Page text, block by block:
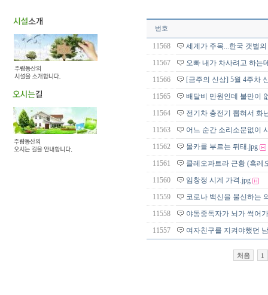
번호
11568
세계가 주목...한국 갯벌
11567
오빠 내가 차사려고 하는
11566
[금주의 신상] 5월 4주차
11565
배달비 만원인데 불만이
11564
전기차 충전기 뽑혀서 화
11563
어느 순간 소리소문없이
11562
몰카를 부르는 뒤태.jpg
11561
클레오파트라 근황 (흑레
11560
임창정 시계 가격.jpg
11559
코로나 백신을 불신하는
11558
야동중독자가 뇌가 썩어
11557
여자친구를 지켜야했던
처음 1